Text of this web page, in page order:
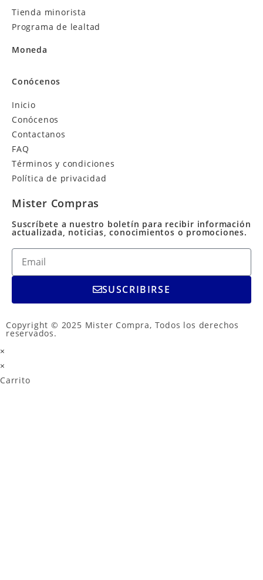
Tienda minorista
Programa de lealtad
Moneda
Conócenos
Inicio
Conócenos
Contactanos
FAQ
Términos y condiciones
Política de privacidad
Mister Compras
Suscríbete a nuestro boletín para recibir información
actualizada, noticias, conocimientos o promociones.
SUSCRIBIRSE
Copyright © 2025 Mister Compra, Todos los derechos
reservados.
×
×
Carrito